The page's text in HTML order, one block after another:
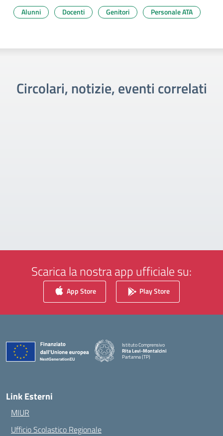
Alunni Docenti Genitori Personale ATA
Circolari, notizie, eventi correlati
Scarica la nostra app ufficiale su:
App Store Play Store
Istituto Comprensivo
Rita Levi-Montalcini
Partanna (TP)
Link Esterni
MIUR
Ufficio Scolastico Regionale